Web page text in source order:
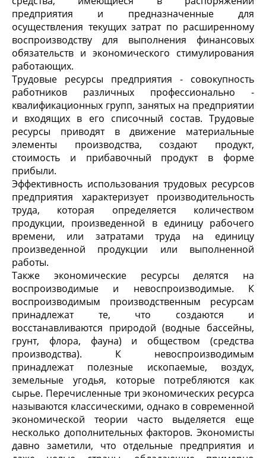
предприятия и предназначенные для
осуществления текущих затрат по расширенному
воспроизводству для выполнения финансовых
обязательств и экономического стимулирования
работающих.
Трудовые ресурсы предприятия - совокупность
работников различных профессионально -
квалификационных групп, занятых на предприятии
и входящих в его списочный состав. Трудовые
ресурсы приводят в движение материальные
элементы производства, создают продукт,
стоимость и прибавочный продукт в форме
прибыли.
Эффективность использования трудовых ресурсов
предприятия характеризует производительность
труда, которая определяется количеством
продукции, произведенной в единицу рабочего
времени, или затратами труда на единицу
произведенной продукции или выполненной
работы.
Также экономические ресурсы делятся на
воспроизводимые и невоспроизводимые. К
воспроизводимым производственным ресурсам
принадлежат те, что создаются и
восстанавливаются природой (водные бассейны,
грунт, флора, фауна) и обществом (средства
производства). К невоспроизводимым
принадлежат полезные ископаемые, воздух,
земельные угодья, которые потребляются как
сырье. Перечисленные три экономических ресурса
называются классическими, однако в современной
экономической теории часто выделяется еще
несколько дополнительных факторов. Экономисты
давно заметили, что отдельные предприятия и